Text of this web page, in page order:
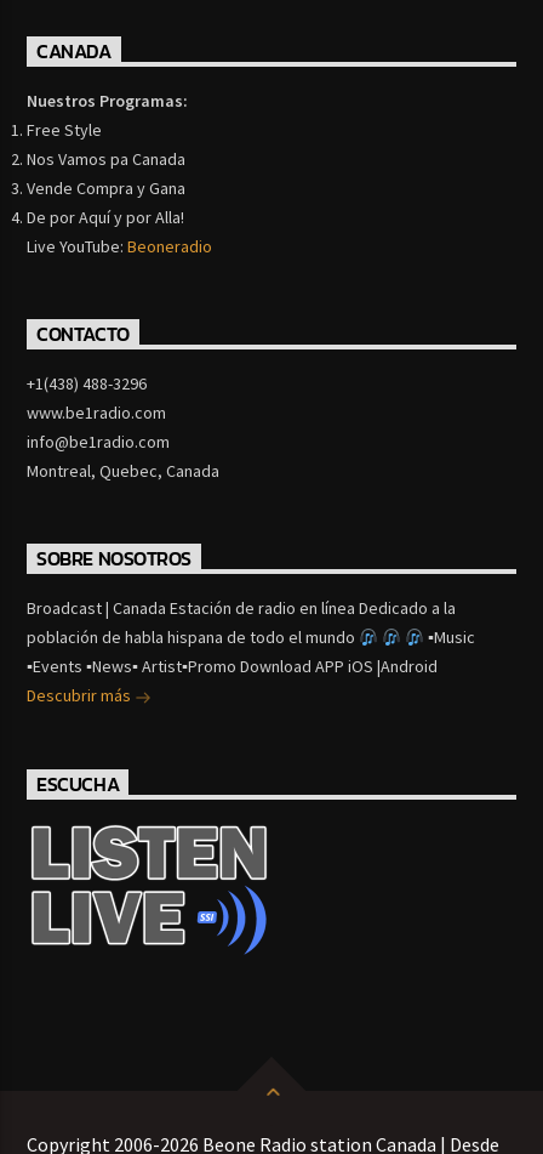
CANADA
Nuestros Programas:
Free Style
Nos Vamos pa Canada
Vende Compra y Gana
De por Aquí y por Alla!
Live YouTube:Beoneradio
CONTACTO
+1(438) 488-3296
www.be1radio.com
info@be1radio.com
Montreal, Quebec, Canada
SOBRE NOSOTROS
Broadcast | Canada Estación de radio en línea Dedicado a la
población de habla hispana de todo el mundo
▪Music
▪Events ▪News▪ Artist▪Promo Download APP iOS |Android
Descubrir más
ESCUCHA
Copyright 2006-2026 Beone Radio station Canada | Desde